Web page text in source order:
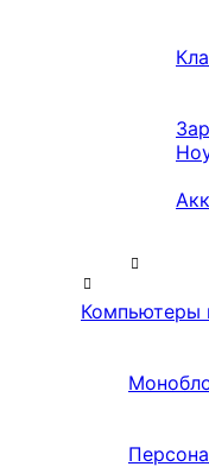
Компьютеры